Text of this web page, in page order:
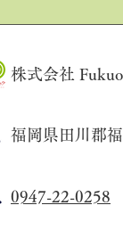
株式会社
福岡県田川郡
0947-22-0258